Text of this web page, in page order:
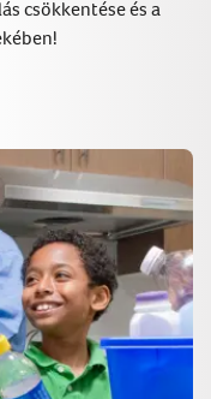
csökkentése és a